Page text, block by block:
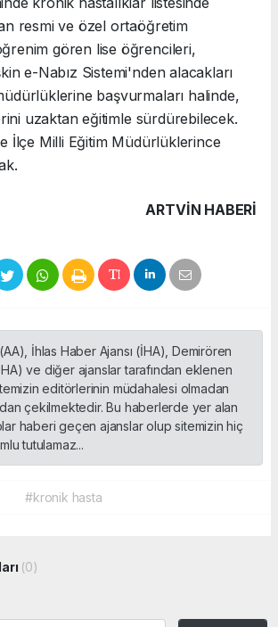
resmi ve özel ortaöğretim
gören lise öğrencileri,
e-Nabız Sistemi'nden alacakları
başvurmaları halinde,
uzaktan eğitimle sürdürebilecek.
İlçe Milli Eğitim Müdürlüklerince
ARTVIN HABERİ
İhlas Haber Ajansı (İHA), Demirören
ve diğer ajanslar tarafından eklenen
editörlerinin müdahalesi olmadan
çekilmektedir. Bu haberlerde yer alan
haberi geçen ajanslar olup sitemizin hiç
tutulamaz...
#kronik hasta
(0)